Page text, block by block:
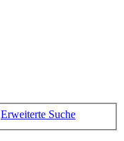
Erweiterte Suche